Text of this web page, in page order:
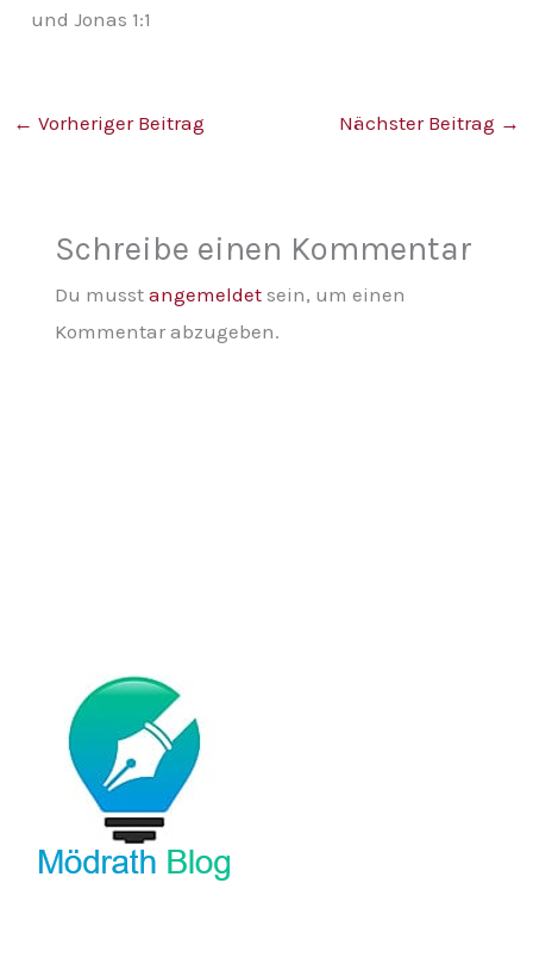
und Jonas 1:1
← Vorheriger Beitrag Nächster Beitrag →
Schreibe einen Kommentar
Du musst angemeldetsein, um einen
Kommentar abzugeben.